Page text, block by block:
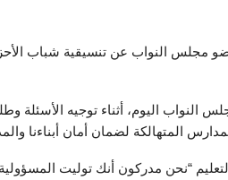
عضو مجلس النواب عن تنسيقية شباب
اليوم، أثناء توجيه الأسئلة
المتهالكة لضمان أمان أبناءنا
“نحن مدركون أنك توليت